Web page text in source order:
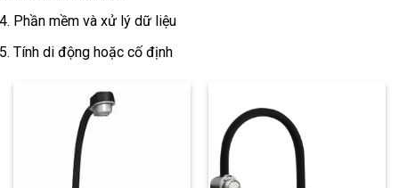
Phần mềm và xử lý dữ liệu
Tính di động hoặc cố định